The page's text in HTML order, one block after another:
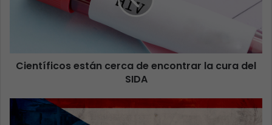
Científicos están cerca de encontrar la cura del
SIDA